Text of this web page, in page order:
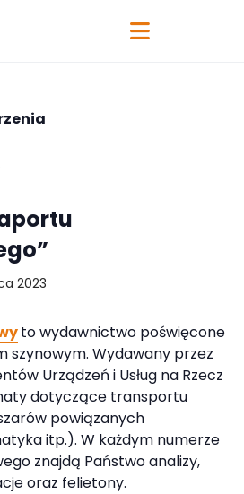
2023
to wydawnictwo poświęcone
szynowym. Wydawany przez
Urządzeń i Usług na Rzecz
dotyczące transportu
powiązanych
itp.). W każdym numerze
znajdą Państwo analizy,
oraz felietony.